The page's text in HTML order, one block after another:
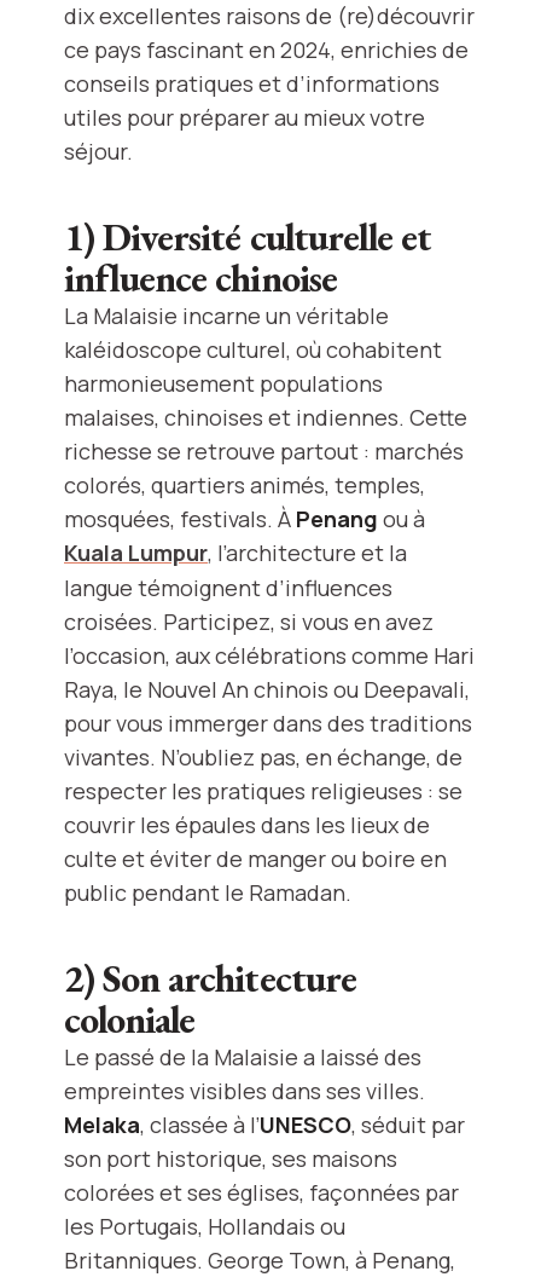
dix excellentes raisons de (re)découvrir
ce pays fascinant en 2024, enrichies de
conseils pratiques et d’informations
utiles pour préparer au mieux votre
séjour.
1) Diversité culturelle et
influence chinoise
La Malaisie incarne un véritable
kaléidoscope culturel, où cohabitent
harmonieusement populations
malaises, chinoises et indiennes. Cette
richesse se retrouve partout : marchés
colorés, quartiers animés, temples,
mosquées, festivals. À Penang ou à
Kuala Lumpur, l’architecture et la
langue témoignent d’influences
croisées. Participez, si vous en avez
l’occasion, aux célébrations comme Hari
Raya, le Nouvel An chinois ou Deepavali,
pour vous immerger dans des traditions
vivantes. N’oubliez pas, en échange, de
respecter les pratiques religieuses : se
couvrir les épaules dans les lieux de
culte et éviter de manger ou boire en
public pendant le Ramadan.
2) Son architecture
coloniale
Le passé de la Malaisie a laissé des
empreintes visibles dans ses villes.
Melaka, classée à l’UNESCO, séduit par
son port historique, ses maisons
colorées et ses églises, façonnées par
les Portugais, Hollandais ou
Britanniques. George Town, à Penang,